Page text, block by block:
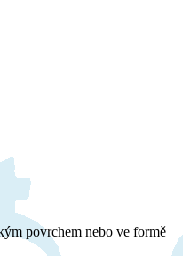
povrchem nebo ve formě